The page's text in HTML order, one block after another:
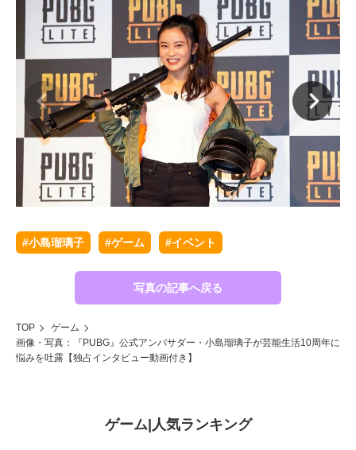
#小島瑠璃子 #ゲーム #イベント
写真の記事へ戻る
TOP
ゲーム
画像・写真：『PUBG』公式アンバサダー・小島瑠璃子が芸能生活10周年に
悩みを吐露【独占インタビュー動画付き】
ゲーム| 人気ランキング